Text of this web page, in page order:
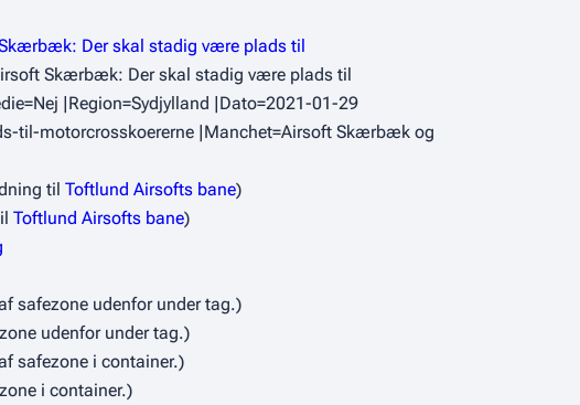
Der skal stadig være plads til
Skærbæk: Der skal stadig være plads til
|Region=Sydjylland |Dato=2021-01-29
til-motorcrosskoererne |Manchet=Airsoft Skærbæk og
til Toftlund Airsofts bane)
Toftlund Airsofts bane)
safezone udenfor under tag.)
udenfor under tag.)
safezone i container.)
i container.)